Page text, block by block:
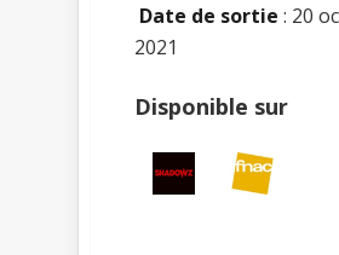
Date de sortie : 20
2021
Disponible sur